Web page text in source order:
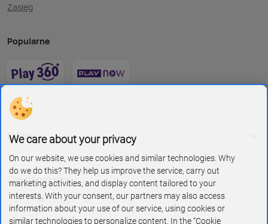
Zasięg
Popularne
O Play
Znajdź nas na
We care about your privacy
On our website, we use cookies and similar technologies. Why
do we do this? They help us improve the service, carry out
marketing activities, and display content tailored to your
interests. With your consent, our partners may also access
information about your use of our service, using cookies or
similar technologies to personalize content. In the “Cookie